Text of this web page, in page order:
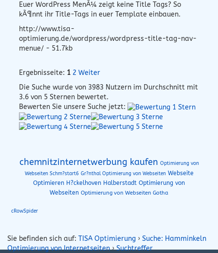
Euer WordPress MenÃ¼ zeigt keine Title Tags? So
kÃ¶nnt ihr Title-Tags in euer Template einbauen.
http://www.tisa-
optimierung.de/wordpress/wordpress-title-tag-nav-
menue/ - 51.7kb
Ergebnisseite: 1 2 Weiter
Die Suche wurde von 3983 Nutzern im Durchschnitt mit
3.6 von 5 Sternen bewertet.
Bewerten Sie unsere Suche jetzt:
chemnitzinternetwerbung kaufen Optimierung von
Webseiten Schm?start6 Gr?nthal Optimierung von Webseiten Webseite
Optimieren H?ckelhoven Halberstadt Optimierung von
Webseiten Optimierung von Webseiten Gotha
cRowSpider
Sie befinden sich auf: TISA Optimierung › Suche: Hamminkeln
Optimierung von Internetseiten›Suchtreffer